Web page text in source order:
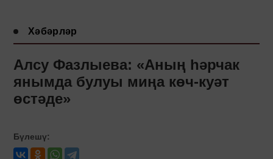
Хәбәрләр
Алсу Фазлыева: «Аның һәрчак
янымда булуы миңа көч-куәт
өстәде»
Бүлешү: